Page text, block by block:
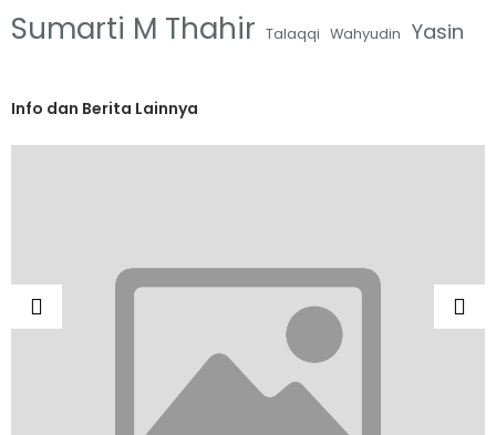
Sumarti M Thahir Talaqqi Wahyudin Yasin
Info dan Berita Lainnya